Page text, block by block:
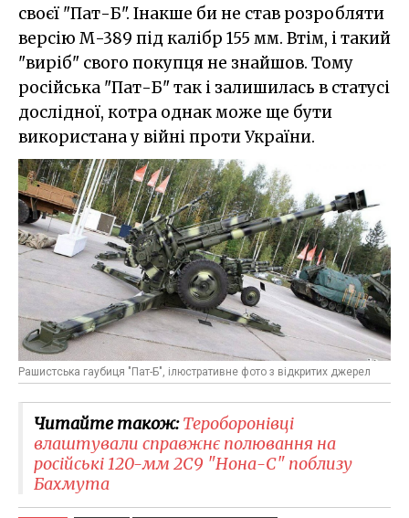
своєї "Пат-Б". Інакше би не став розробляти
версію М-389 під калібр 155 мм. Втім, і такий
"виріб" свого покупця не знайшов. Тому
російська "Пат-Б" так і залишилась в статусі
дослідної, котра однак може ще бути
використана у війні проти України.
Рашистська гаубиця "Пат-Б", ілюстративне фото з відкритих джерел
Читайте також:Тероборонівці
влаштували справжнє полювання на
російські 120-мм 2С9 "Нона-С" поблизу
Бахмута